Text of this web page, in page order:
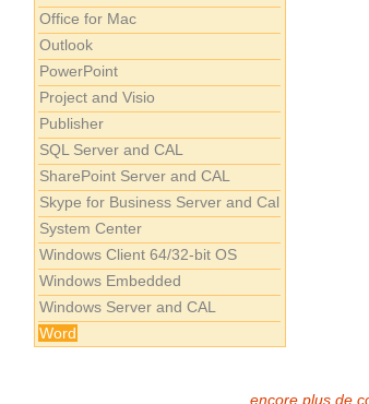
Office for Mac
Outlook
PowerPoint
Project and Visio
Publisher
SQL Server and CAL
SharePoint Server and CAL
Skype for Business Server and Cal
System Center
Windows Client 64/32-bit OS
Windows Embedded
Windows Server and CAL
Word
encore plus de